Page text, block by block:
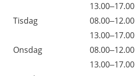
13.00–17.00
Tisdag
08.00–12.00
13.00–17.00
Onsdag
08.00–12.00
13.00–17.00